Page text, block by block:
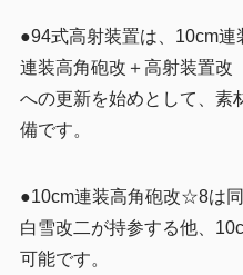
●94式高射装置は、10cm
連装高角砲改＋高射装置改
への更新を始めとして、素
備です。
●10cm連装高角砲改☆8は同
白雪改二が持参する他、
可能です。